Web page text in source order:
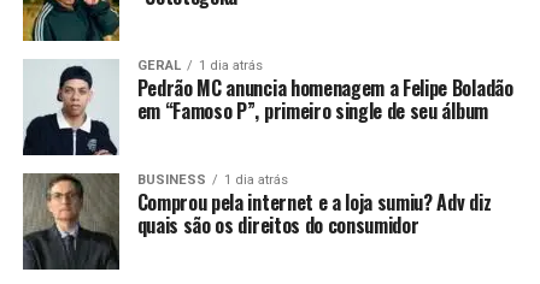
GERAL 1 dia atrás
Pedrão MC anuncia homenagem a Felipe Boladão
em “Famoso P”, primeiro single de seu álbum
BUSINESS 1 dia atrás
Comprou pela internet e a loja sumiu? Adv diz
quais são os direitos do consumidor